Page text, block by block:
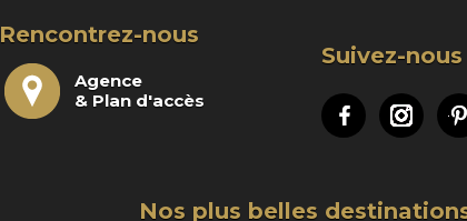
Rencontrez-nous
Agence
& Plan d'accès
Suivez-nous
Facebook
Nos plus belles